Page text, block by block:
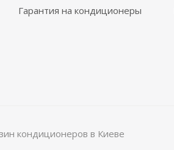
Гарантия на кондиционеры
кондиционеров в Киеве